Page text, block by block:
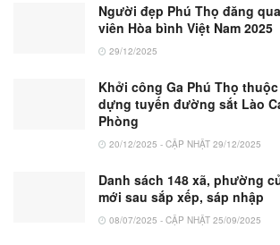
Người đẹp Phú Thọ đăng
viên Hòa bình Việt Nam 2025
29/12/2025
Khởi công Ga Phú Thọ
dựng tuyến đường sắt Lào
Phòng
20/12/2025 - CẬP NHẬT 29/12/2025
Danh sách 148 xã, phường
mới sau sắp xếp, sáp nhập
08/07/2025 - CẬP NHẬT 25/09/2025